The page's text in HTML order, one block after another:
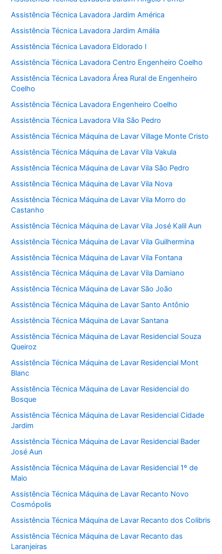
Assistência Técnica Lavadora Jardim América
Assistência Técnica Lavadora Jardim Amália
Assistência Técnica Lavadora Eldorado I
Assistência Técnica Lavadora Centro Engenheiro Coelho
Assistência Técnica Lavadora Área Rural de Engenheiro
Coelho
Assistência Técnica Lavadora Engenheiro Coelho
Assistência Técnica Lavadora Vila São Pedro
Assistência Técnica Máquina de Lavar Village Monte Cristo
Assistência Técnica Máquina de Lavar Vila Vakula
Assistência Técnica Máquina de Lavar Vila São Pedro
Assistência Técnica Máquina de Lavar Vila Nova
Assistência Técnica Máquina de Lavar Vila Morro do
Castanho
Assistência Técnica Máquina de Lavar Vila José Kalil Aun
Assistência Técnica Máquina de Lavar Vila Guilhermina
Assistência Técnica Máquina de Lavar Vila Fontana
Assistência Técnica Máquina de Lavar Vila Damiano
Assistência Técnica Máquina de Lavar São João
Assistência Técnica Máquina de Lavar Santo Antônio
Assistência Técnica Máquina de Lavar Santana
Assistência Técnica Máquina de Lavar Residencial Souza
Queiroz
Assistência Técnica Máquina de Lavar Residencial Mont
Blanc
Assistência Técnica Máquina de Lavar Residencial do
Bosque
Assistência Técnica Máquina de Lavar Residencial Cidade
Jardim
Assistência Técnica Máquina de Lavar Residencial Bader
José Aun
Assistência Técnica Máquina de Lavar Residencial 1º de
Maio
Assistência Técnica Máquina de Lavar Recanto Novo
Cosmópolis
Assistência Técnica Máquina de Lavar Recanto dos Colibris
Assistência Técnica Máquina de Lavar Recanto das
Laranjeiras